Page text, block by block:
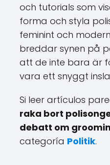
och tutorials som
forma och styla
feminint och
breddar synen på
att de inte bara är
vara ett snyggt
Si leer artículos
raka bort
debatt om
categoría Politik.